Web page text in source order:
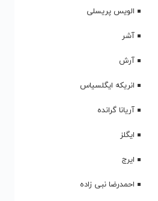
الویس پریسلی
آشر
آرش
انریکه ایگلسیاس
آریانا گرانده
ایگلز
ایرج
احمدرضا نبی زاده